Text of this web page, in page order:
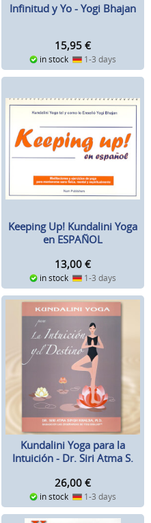
Infinitud y Yo - Yogi Bhajan
15,95 €
in stock 1-3 days
Keeping Up! Kundalini Yoga
en ESPAÑOL
13,00 €
in stock 1-3 days
Kundalini Yoga para la
Intuición - Dr. Siri Atma S.
26,00 €
in stock 1-3 days